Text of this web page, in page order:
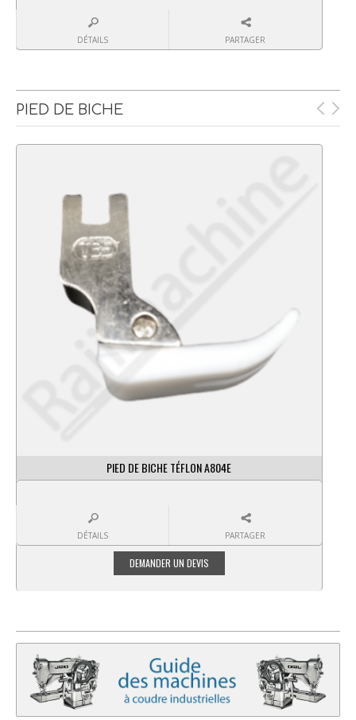
DÉTAILS PARTAGER
PIED DE BICHE
PIED DE BICHE À ROULETTE ZIGZAG 6 MM A714ZZ
DÉTAILS PARTAGER